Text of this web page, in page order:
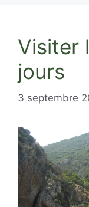
Visiter
jours
3 septembre